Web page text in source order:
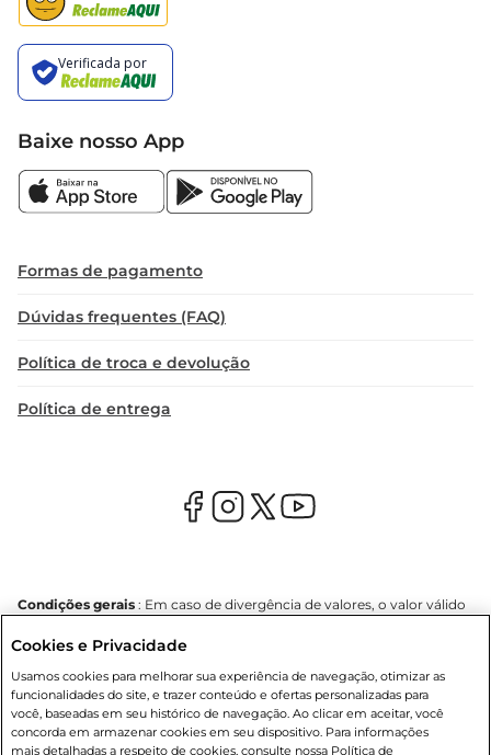
Baixe nosso App
Formas de pagamento
Dúvidas frequentes (FAQ)
Política de troca e devolução
Política de entrega
Condições gerais : Em caso de divergência de valores, o valor válido
confirmação de estoque. Compras podem ser canceladas em caso
número de clientes as nossas promoções, a compra de produtos
com preços promocionais poderá ter sua quantidade limitada por
cliente. Os preços, ofertas e condições são exclusivos para o e-
commerce e válidos durante o dia de hoje, podendo sofrer alterações
Cookies e Privacidade
Usamos cookies para melhorar sua experiência de navegação, otimizar as
funcionalidades do site, e trazer conteúdo e ofertas personalizadas para
você, baseadas em seu histórico de navegação. Ao clicar em aceitar, você
concorda em armazenar cookies em seu dispositivo. Para informações
mais detalhadas a respeito de cookies, consulte nossa Política de